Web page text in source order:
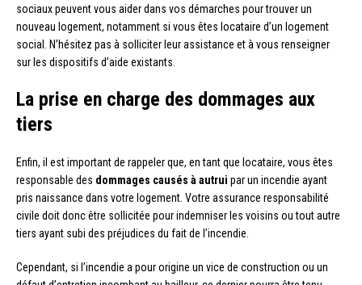
sociaux peuvent vous aider dans vos démarches pour trouver un
nouveau logement, notamment si vous êtes locataire d’un logement
social. N’hésitez pas à solliciter leur assistance et à vous renseigner
sur les dispositifs d’aide existants.
La prise en charge des dommages aux
tiers
Enfin, il est important de rappeler que, en tant que locataire, vous êtes
responsable des dommages causés à autrui par un incendie ayant
pris naissance dans votre logement. Votre assurance responsabilité
civile doit donc être sollicitée pour indemniser les voisins ou tout autre
tiers ayant subi des préjudices du fait de l’incendie.
Cependant, si l’incendie a pour origine un vice de construction ou un